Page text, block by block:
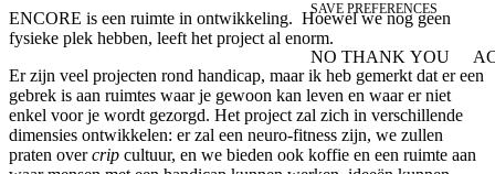
ENCORE is een ruimte in ontwikkeling. Hoewel we nog geen
fysieke plek hebben, leeft het project al enorm.
Er zijn veel projecten rond handicap, maar ik heb gemerkt dat er een
gebrek is aan ruimtes waar je gewoon kan leven en waar er niet
enkel voor je wordt gezorgd. Het project zal zich in verschillende
dimensies ontwikkelen: er zal een neuro-fitness zijn, we zullen
praten overcrip cultuur, en we bieden ook koffie en een ruimte aan
SAVE PREFERENCES
NO THANK YOU
WITHDRAW